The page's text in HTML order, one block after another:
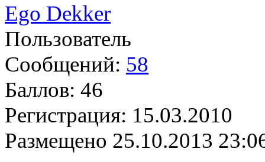
Ego Dekker
Пользователь
Сообщений: 58
Баллов: 46
Регистрация: 15.03.2010
Размещено 25.10.2013